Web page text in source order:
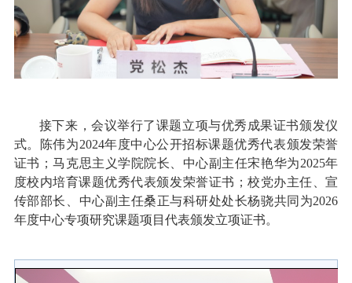
接下来，会议举行了课题立项与优秀成果证书颁发仪
式。陈伟为2024年度中心公开招标课题优秀代表颁发荣誉
证书；马克思主义学院院长、中心副主任宋艳华为2025年
度校内培育课题优秀代表颁发荣誉证书；校党办主任、宣
传部部长、中心副主任桑正与科研处处长杨骁共同为2026
年度中心专项研究课题项目代表颁发立项证书。